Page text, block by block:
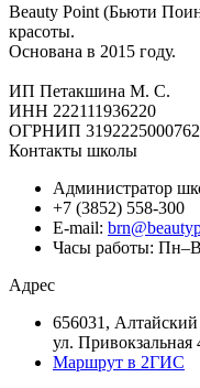
Beauty Point (Бьюти
красоты.
Основана в 2015 году.
ИП Петакшина М. С.
ИНН 222111936220
ОГРНИП
Контакты школы
Администратор
+7 (3852) 558-300
E-mail:
Часы работы:
Адрес
656031, Алтайский
ул. Привокзальная
Маршрут в 2ГИС